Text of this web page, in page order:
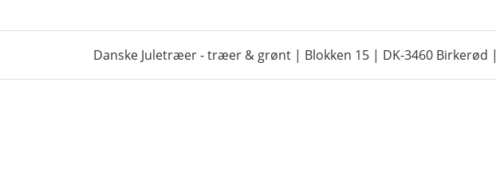
Danske Juletræer - træer & grønt | Blokken 15 | DK-3460 Birkerød |